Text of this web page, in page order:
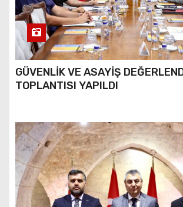
GÜVENLİK VE ASAYİŞ
TOPLANTISI YAPILDI